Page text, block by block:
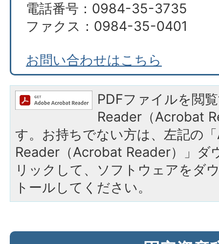
電話番号：0984-35-3735
ファクス：0984-35-0401
お問い合わせはこちら
PDFファイルを閲
Reader（Acrobat
す。お持ちでない方は、左記の
Reader（Acrobat Reader）」ダ
リックして、ソフトウェアをダ
トールしてください。